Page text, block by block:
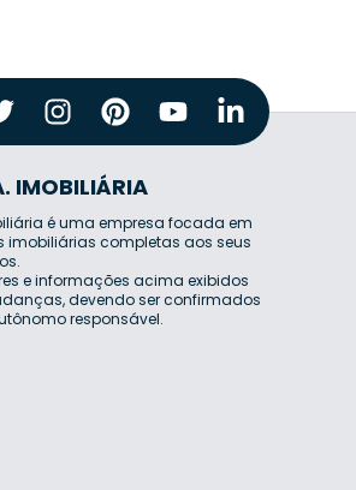
IMOBILIÁRIA
é uma empresa focada em
imobiliárias completas aos seus
e informações acima exibidos
devendo ser confirmados
responsável.